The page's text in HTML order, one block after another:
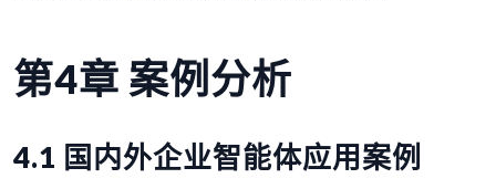
第4章 案例分析
4.1 国内外企业智能体应用案例